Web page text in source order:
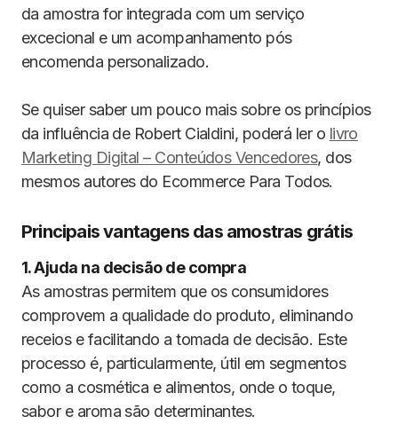
da amostra for integrada com um serviço
excecional e um acompanhamento pós
encomenda personalizado.
Se quiser saber um pouco mais sobre os princípios
da influência de Robert Cialdini, poderá ler o livro
Marketing Digital – Conteúdos Vencedores, dos
mesmos autores do Ecommerce Para Todos.
Principais vantagens das amostras grátis
1. Ajuda na decisão de compra
As amostras permitem que os consumidores
comprovem a qualidade do produto, eliminando
receios e facilitando a tomada de decisão. Este
processo é, particularmente, útil em segmentos
como a cosmética e alimentos, onde o toque,
sabor e aroma são determinantes.